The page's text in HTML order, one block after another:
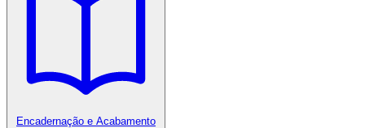
Encadernação e Acabamento